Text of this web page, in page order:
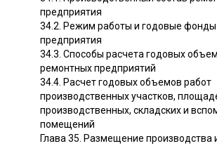
предприятия
34.2. Режим работы и годовые
предприятия
34.3. Способы расчета годовых
ремонтных предприятий
34.4. Расчет годовых объемов работ
производственных участков,
производственных, складских и
помещений
Глава 35. Размещение производства